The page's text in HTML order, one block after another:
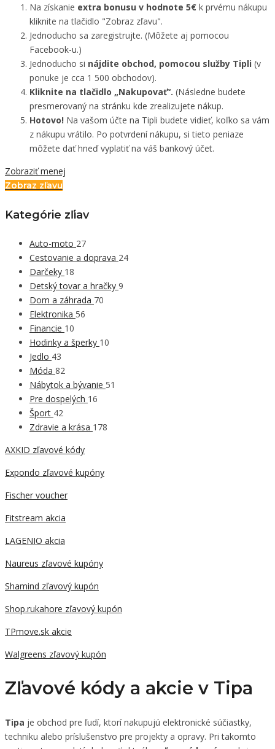
Na získanie extra bonusu v hodnote 5€ k prvému nákupu
kliknite na tlačidlo "Zobraz zľavu".
Jednoducho sa zaregistrujte. (Môžete aj pomocou
Facebook-u.)
Jednoducho si nájdite obchod, pomocou služby Tipli (v
ponuke je cca 1 500 obchodov).
Kliknite na tlačidlo „Nakupovať“. (Následne budete
presmerovaný na stránku kde zrealizujete nákup.
Hotovo! Na vašom účte na Tipli budete vidieť, koľko sa vám
z nákupu vrátilo. Po potvrdení nákupu, si tieto peniaze
môžete dať hneď vyplatiť na váš bankový účet.
Zobraziť menej
Zobraz zľavu
Kategórie zľiav
Auto-moto 27
Cestovanie a doprava 24
Darčeky 18
Detský tovar a hračky 9
Dom a záhrada 70
Elektronika 56
Financie 10
Hodinky a šperky 10
Jedlo 43
Móda 82
Nábytok a bývanie 51
Pre dospelých 16
Šport 42
Zdravie a krása 178
AXKID zľavové kódy
Expondo zľavové kupóny
Fischer voucher
Fitstream akcia
LAGENIO akcia
Naureus zľavové kupóny
Shamind zľavový kupón
Shop.rukahore zľavový kupón
TPmove.sk akcie
Walgreens zľavový kupón
Zľavové kódy a akcie v Tipa
Tipa je obchod pre ľudí, ktorí nakupujú elektronické súčiastky,
techniku alebo príslušenstvo pre projekty a opravy. Pri takomto